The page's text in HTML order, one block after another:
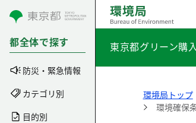
コンテンツにスキップ
都全体で探す
防災・緊急情報
カテゴリ別
目的別
東京都グリーン購
環境局トップ
環境確保